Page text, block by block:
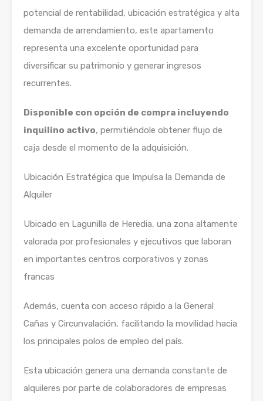
potencial de rentabilidad, ubicación estratégica y alta
demanda de arrendamiento, este apartamento
representa una excelente oportunidad para
diversificar su patrimonio y generar ingresos
recurrentes.
Disponible con opción de compra incluyendo
inquilino activo, permitiéndole obtener flujo de
caja desde el momento de la adquisición.
Ubicación Estratégica que Impulsa la Demanda de
Alquiler
Ubicado en Lagunilla de Heredia, una zona altamente
valorada por profesionales y ejecutivos que laboran
en importantes centros corporativos y zonas
francas
Además, cuenta con acceso rápido a la General
Cañas y Circunvalación, facilitando la movilidad hacia
los principales polos de empleo del país.
Esta ubicación genera una demanda constante de
alquileres por parte de colaboradores de empresas